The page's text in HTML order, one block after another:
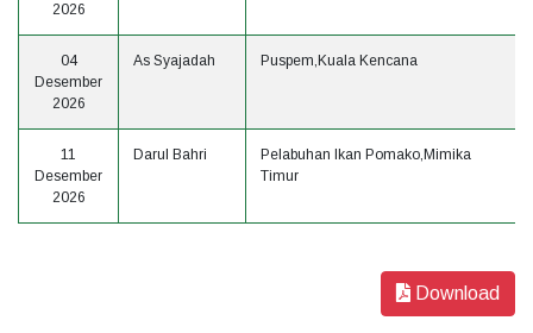
2026
04
Desember
2026
As Syajadah Puspem,Kuala Kencana
11
Desember
2026
Darul Bahri
Pelabuhan Ikan Pomako,Mimika
Timur
Download